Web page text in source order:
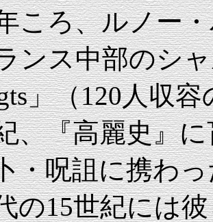
ろ、ルノー・
ンス中部のシ
」（120人収
『高麗史』に
・呪詛に携わ
の15世紀には